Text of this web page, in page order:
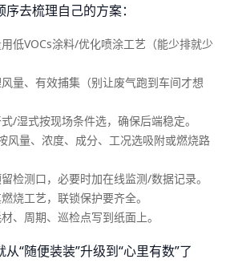
去梳理自己的方案：
低VOCs涂料/优化喷涂工艺（能少排就少
量、有效捕集（别让废气跑到车间才想
/湿式按现场条件选，确保后端稳定。
风量、浓度、成分、工况选吸附或燃烧路
检测口，必要时加在线监测/数据记录。
烧工艺，联锁保护要齐全。
、周期、巡检点写到纸面上。
“随便装装”升级到“心里有数”了